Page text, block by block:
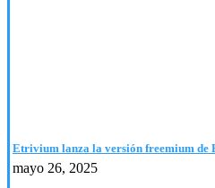
Etrivium lanza la versión freemium
mayo 26, 2025